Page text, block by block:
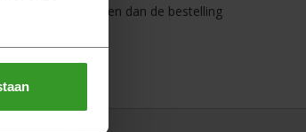
op. We proberen dan de bestelling